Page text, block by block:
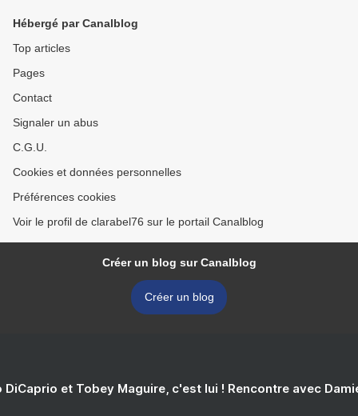
Hébergé par Canalblog
Top articles
Pages
Contact
Signaler un abus
C.G.U.
Cookies et données personnelles
Préférences cookies
Voir le profil de clarabel76 sur le portail Canalblog
Créer un blog sur Canalblog
Créer un blog
DiCaprio et Tobey Maguire, c'est lui ! Rencontre avec